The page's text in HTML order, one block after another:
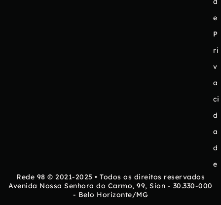
e
P
ri
v
a
ci
d
a
d
e
Rede 98 © 2021-2025 • Todos os direitos reservados
Avenida Nossa Senhora do Carmo, 99, Sion - 30.330-000
- Belo Horizonte/MG